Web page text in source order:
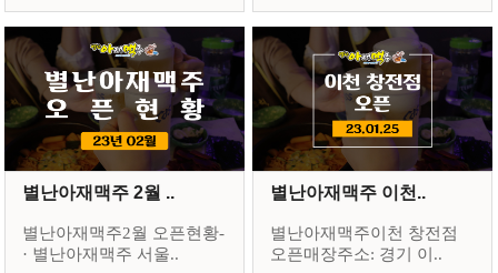
별난아재맥주 2월 ..
별난아재맥주2월 오픈현황-
· 별난아재맥주 서울..
별난아재맥주 이천..
별난아재맥주이천 창전점
오픈매장주소: 경기 이..